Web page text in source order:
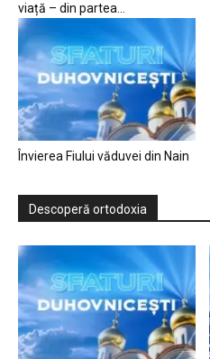
viață – din partea...
Învierea Fiului văduvei din Nain
Descoperă ortodoxia